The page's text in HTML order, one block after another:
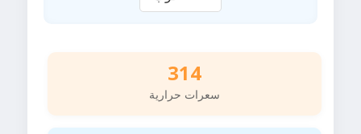
314
سعرات حرارية